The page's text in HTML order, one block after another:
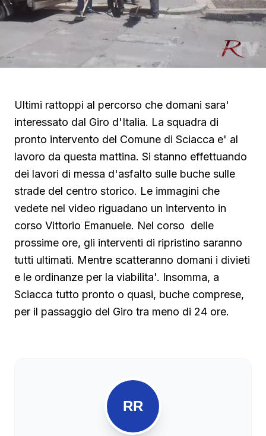
Ultimi rattoppi al percorso che domani sara'
interessato dal Giro d'Italia. La squadra di
pronto intervento del Comune di Sciacca e' al
lavoro da questa mattina. Si stanno effettuando
dei lavori di messa d'asfalto sulle buche sulle
strade del centro storico. Le immagini che
vedete nel video riguadano un intervento in
corso Vittorio Emanuele. Nel corso delle
prossime ore, gli interventi di ripristino saranno
tutti ultimati. Mentre scatteranno domani i divieti
e le ordinanze per la viabilita'. Insomma, a
Sciacca tutto pronto o quasi, buche comprese,
per il passaggio del Giro tra meno di 24 ore.
RR